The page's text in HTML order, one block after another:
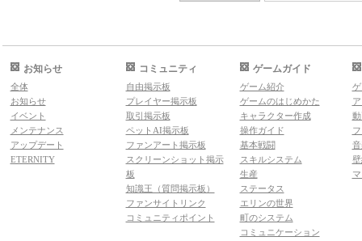
お知らせ
全体
お知らせ
イベント
メンテナンス
アップデート
ETERNITY
コミュニティ
自由掲示板
プレイヤー掲示板
取引掲示板
ペットAI掲示板
ファンアート掲示板
スクリーンショット掲示
板
知識王（質問掲示板）
ファンサイトリンク
コミュニティポイント
ゲームガイド
ゲーム紹介
ゲームのはじめかた
キャラクター作成
操作ガイド
基本戦闘
スキルシステム
生産
ステータス
エリンの世界
町のシステム
コミュニケーション